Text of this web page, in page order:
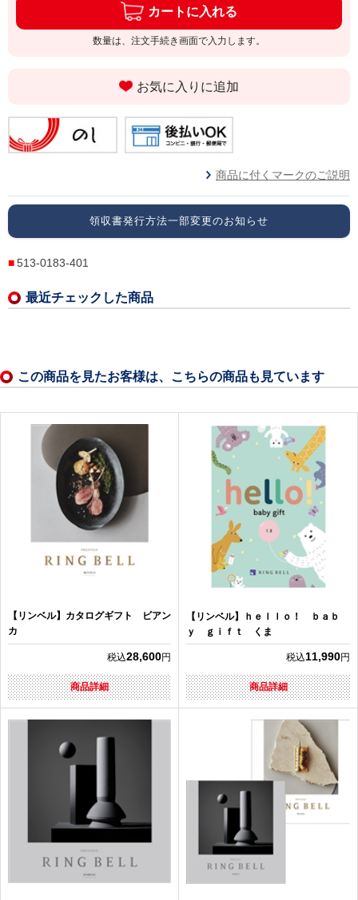
カートに入れる
数量は、注文手続き画面で入力します。
お気に入りに追加
商品に付くマークのご説明
領収書発行方法一部変更のお知らせ
513-0183-401
最近チェックした商品
この商品を見たお客様は、こちらの商品も見ています
【リンベル】カタログギフト ビアン
カ
税込28,600円
商品詳細
【リンベル】ｈｅｌｌｏ！ ｂａｂ
ｙ ｇｉｆｔ くま
税込11,990円
商品詳細